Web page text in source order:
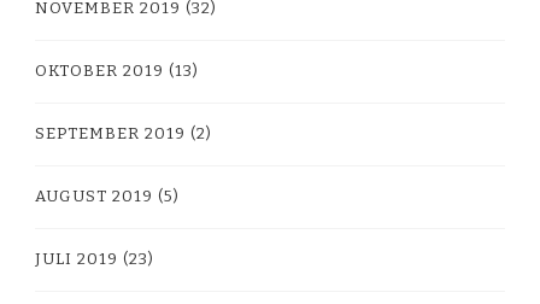
NOVEMBER 2019 (32)
OKTOBER 2019 (13)
SEPTEMBER 2019 (2)
AUGUST 2019 (5)
JULI 2019 (23)